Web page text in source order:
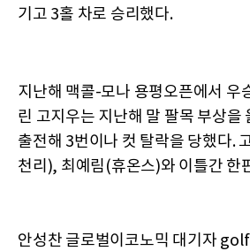
기고 3홀 차로 승리했다.
지난해 맥콜-모나 용평오픈에서 우
린 고지우는 지난해 말 팔목 부상을
출전해 3번이나 컷 탈락을 당했다.
천리), 최예림(휴온스)와 이틀간 한
안성찬 글로벌이코노믹 대기자